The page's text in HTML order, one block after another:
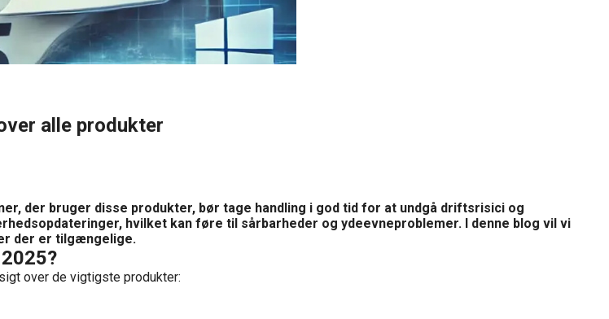
alle produkter
der bruger disse produkter, bør tage handling i god tid for at undgå driftsrisici og
hvilket kan føre til sårbarheder og ydeevneproblemer. I denne blog vil vi
der er tilgængelige.
over de vigtigste produkter: